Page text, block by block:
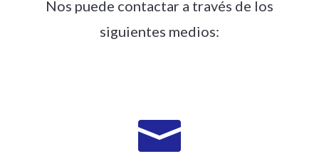
Nos puede contactar a través de los
siguientes medios:
